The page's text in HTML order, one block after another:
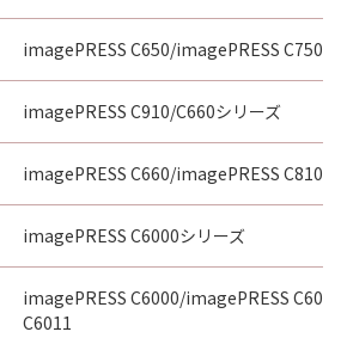
imagePRESS C650/imagePRESS C750/
imagePRESS C910/C660シリーズ
imagePRESS C660/imagePRESS C810/
imagePRESS C6000シリーズ
imagePRESS C6000/imagePRESS
C6011